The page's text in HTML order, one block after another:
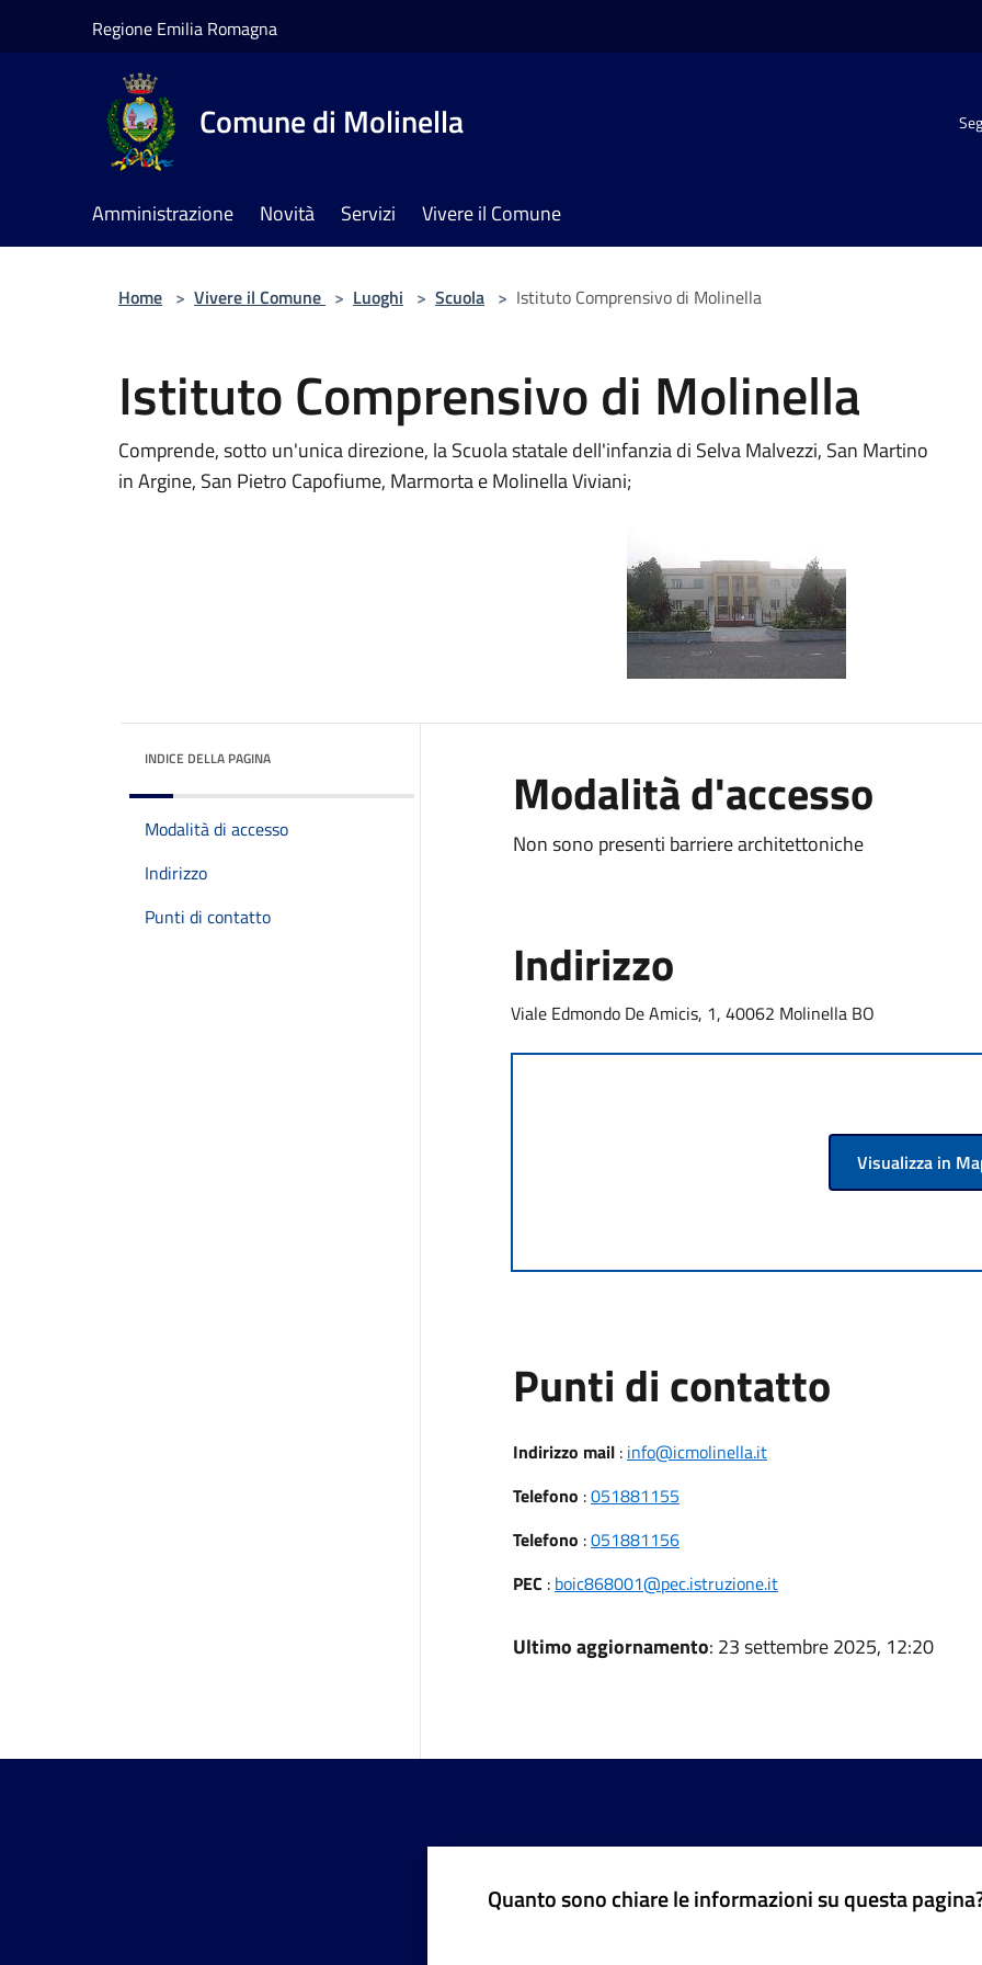
Regione Emilia Romagna
Comune di Molinella
Amministrazione Novità Servizi Vivere il Comune
Home > Vivere il Comune > Luoghi > Scuola > Istituto Comprensivo di Molinella
Istituto Comprensivo di Molinella
Comprende, sotto un'unica direzione, la Scuola statale dell'infanzia di Selva Malvezzi, San Martino
in Argine, San Pietro Capofiume, Marmorta e Molinella Viviani;
INDICE DELLA PAGINA
Modalità di accesso
Indirizzo
Punti di contatto
Modalità d'accesso
Non sono presenti barriere architettoniche
Indirizzo
Viale Edmondo De Amicis, 1, 40062 Molinella BO
Visualizza in
Punti di contatto
Indirizzo mail: info@icmolinella.it
Telefono :051881155
Telefono :051881156
PEC : boic868001@pec.istruzione.it
Ultimo aggiornamento: 23 settembre 2025, 12:20
Quanto sono chiare le informazioni su questa